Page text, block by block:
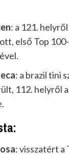
: a 121.
első Top
: a brazil tini
112. helyről
: visszatért a